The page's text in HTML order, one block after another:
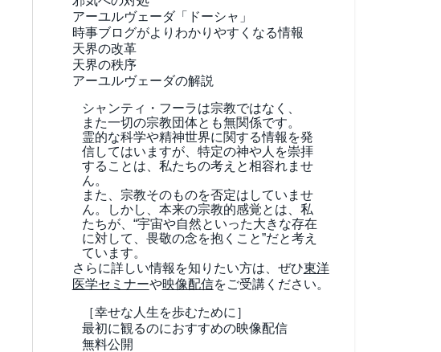
アーユルヴェーダ「ドーシャ」
時事ブログがよりわかりやすくなる情報
天界の改革
天界の秩序
アーユルヴェーダの解説
シャンティ・フーラは宗教ではなく、
また一切の宗教団体とも無関係です。
霊的な科学や精神世界に関する情報を発
信してはいますが、特定の神や人を崇拝
することは、私たちの考えと相容れませ
ん。
また、宗教そのものを否定はしていませ
ん。しかし、本来の宗教的感覚とは、私
たちが、“宇宙や自然といった大きな存在
に対して、畏敬の念を抱くこと”だと考え
ています。
さらに詳しい情報を知りたい方は、ぜひ東洋
医学セミナーや映像配信をご受講ください。
［幸せな人生を歩むために］
最初に観るのにおすすめの映像配信
無料公開